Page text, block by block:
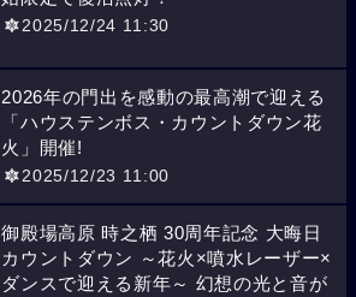
2025/12/24 11:30
2026年の門出を感動の最高潮で迎える
「ハウステンボス・カウントダウン花
火」開催!
2025/12/23 11:00
御殿場高原 時之栖 30周年記念 大晦日
カウントダウン ～花火×噴水レーザー×
ダンスで迎える新年～ 幻想の光と音が